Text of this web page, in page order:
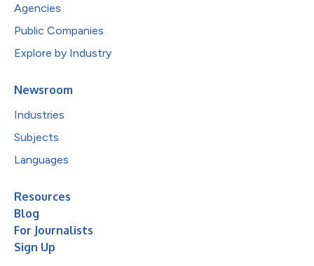
Agencies
Public Companies
Explore by Industry
Newsroom
Industries
Subjects
Languages
Resources
Blog
For Journalists
Sign Up